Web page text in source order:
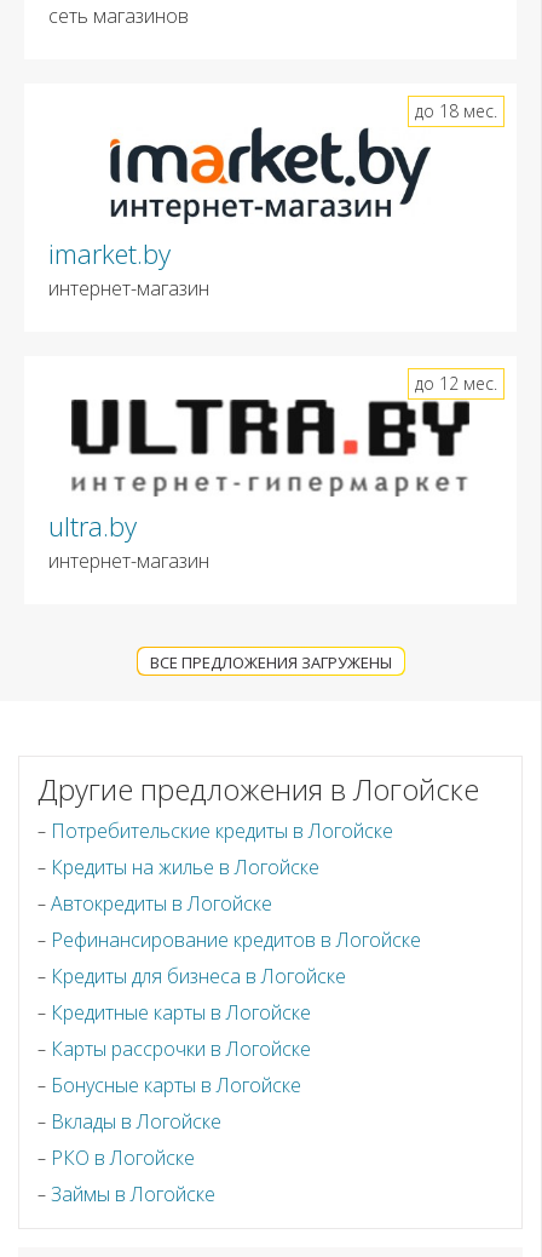
сеть магазинов
imarket.by
интернет-магазин
до 18 мес.
ultra.by
интернет-магазин
до 12 мес.
ВСЕ ПРЕДЛОЖЕНИЯ ЗАГРУЖЕНЫ
Другие предложения в Логойске
Потребительские кредиты в Логойске
Кредиты на жилье в Логойске
Автокредиты в Логойске
Рефинансирование кредитов в Логойске
Кредиты для бизнеса в Логойске
Кредитные карты в Логойске
Карты рассрочки в Логойске
Бонусные карты в Логойске
Вклады в Логойске
РКО в Логойске
Займы в Логойске